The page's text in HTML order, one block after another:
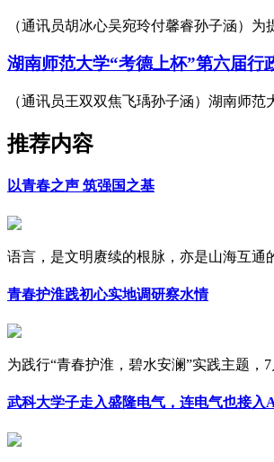
（通讯员胡冰心吴宛玲付馨睿孙子涵）
湖南师范大学“考德上杯”第六届行
（通讯员王双双焦飞瑀孙子涵）湖南师
推荐内容
以青春之声 筑强国之基
语言，是文明赓续的根脉，亦是山海互通
青春护淮践初心实地调研察水情
为践行“青春护淮，碧水安澜”实践主题，
武科大学子走入盛隆电气，连电气也接入